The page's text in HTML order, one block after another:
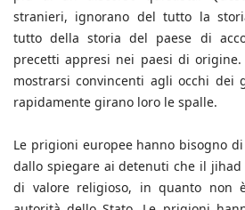
stranieri, ignorano del tutto la
tutto della storia del paese di
precetti appresi nei paesi di
mostrarsi convincenti agli occhi dei
rapidamente girano loro le spalle.
Le prigioni europee hanno bisogno
dallo spiegare ai detenuti che il
di valore religioso, in quanto non